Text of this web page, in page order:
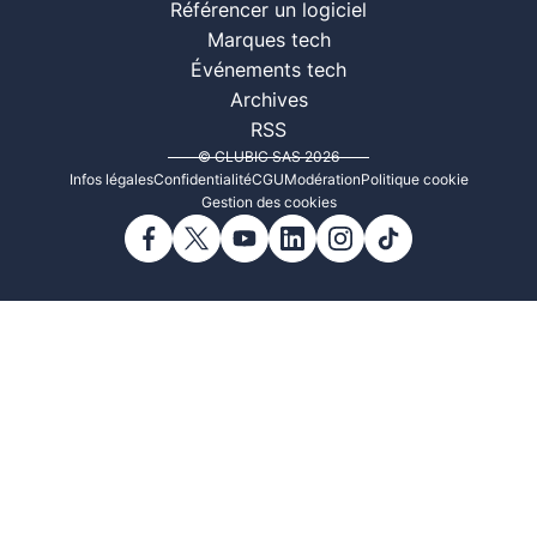
Référencer un logiciel
Marques tech
Événements tech
Archives
RSS
© CLUBIC SAS 2026
Infos légalesConfidentialitéCGUModérationPolitique cookie
Gestion des cookies